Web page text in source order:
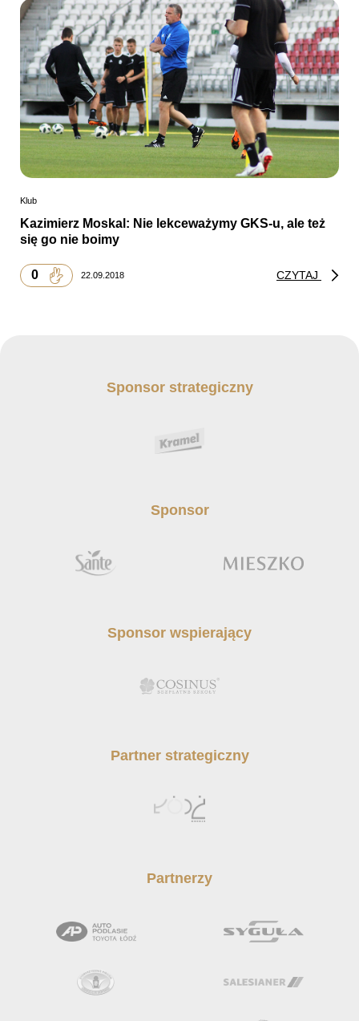
Klub
Kazimierz Moskal: Nie lekceważymy GKS-u, ale też
się go nie boimy
0 22.09.2018 CZYTAJ
Sponsor strategiczny
Sponsor
Sponsor wspierający
Partner strategiczny
Partnerzy